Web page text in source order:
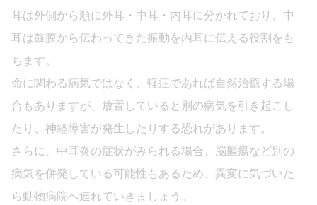
耳は外側から順に外耳・中耳・内耳に分かれており、中
耳は鼓膜から伝わってきた振動を内耳に伝える役割をも
ちます。
命に関わる病気ではなく、軽症であれば自然治癒する場
合もありますが、放置していると別の病気を引き起こし
たり、神経障害が発生したりする恐れがあります。
さらに、中耳炎の症状がみられる場合、脳腫瘍など別の
病気を併発している可能性もあるため、異変に気づいた
ら動物病院へ連れていきましょう。